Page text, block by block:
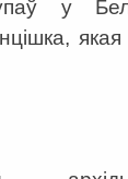
у
якая